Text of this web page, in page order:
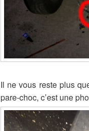
Il ne vous reste plus
pare-choc, c’est une